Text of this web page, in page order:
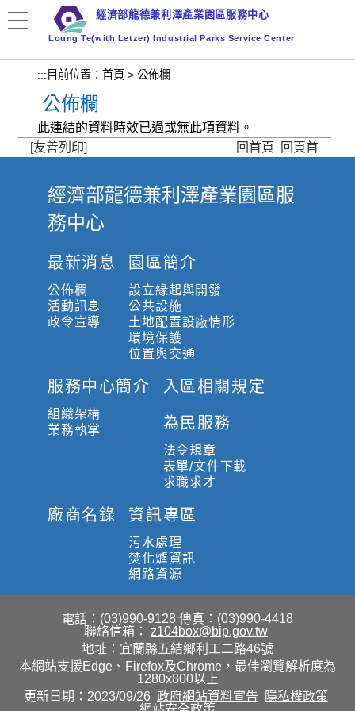
要
容
區
塊
經濟部龍德兼利澤產業園區服務中心
Loung Te(with Letzer) Industrial Parks Service Center
::: 目前位置： 首頁 > 公佈欄
公佈欄
此連結的資料時效已過或無此項資料。
[友善列印]
回首頁 回頁首
:
:
經濟部龍德兼利澤產業園區服
務中心
最新消息
公佈欄
活動訊息
政令宣導
園區簡介
設立緣起與開發
公共設施
土地配置設廠情形
環境保護
位置與交通
服務中心簡介
組織架構
業務執掌
入區相關規定
為民服務
法令規章
表單/文件下載
求職求才
廠商名錄 資訊專區
污水處理
焚化爐資訊
網路資源
電話：(03)990-9128 傳真：(03)990-4418
聯絡信箱：
z104box@bip.gov.tw
地址：宜蘭縣五結鄉利工二路46號
本網站支援Edge、Firefox及Chrome，最佳瀏覽解析度為
1280x800以上
更新日期：2023/09/26 政府網站資料宣告
隱私權政策